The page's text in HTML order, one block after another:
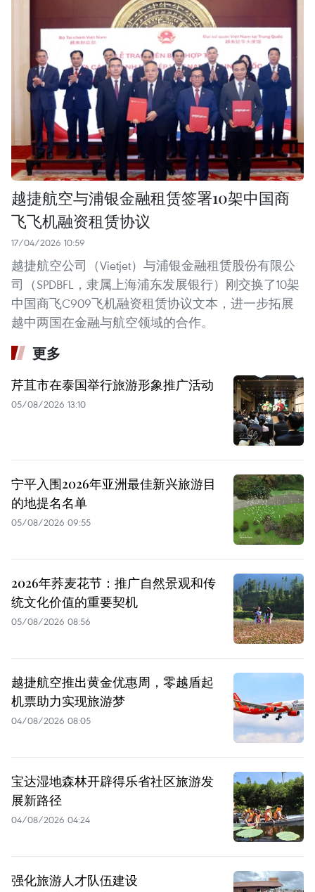
越捷航空与浦银金融租赁签署10架中国商
飞飞机融资租赁协议
17/04/2026 10:59
越捷航空公司（Vietjet）与浦银金融租赁股份有限公
司（SPDBFL，隶属上海浦东发展银行）刚交换了10架
中国商飞C909飞机融资租赁协议文本，进一步拓展
越中两国在金融与航空领域的合作。
更多
芹苴市在泰国举行旅游形象推广活动
05/08/2026 13:10
宁平入围2026年亚洲最佳新兴旅游目
的地提名名单
05/08/2026 09:55
2026年荞麦花节：推广自然景观和传
统文化价值的重要契机
05/08/2026 08:56
越捷航空推出黄金优惠周，零越盾起
机票助力实现旅游梦
04/08/2026 08:05
宝达湿地森林开辟得乐省社区旅游发
展新路径
04/08/2026 04:24
强化旅游人才队伍建设